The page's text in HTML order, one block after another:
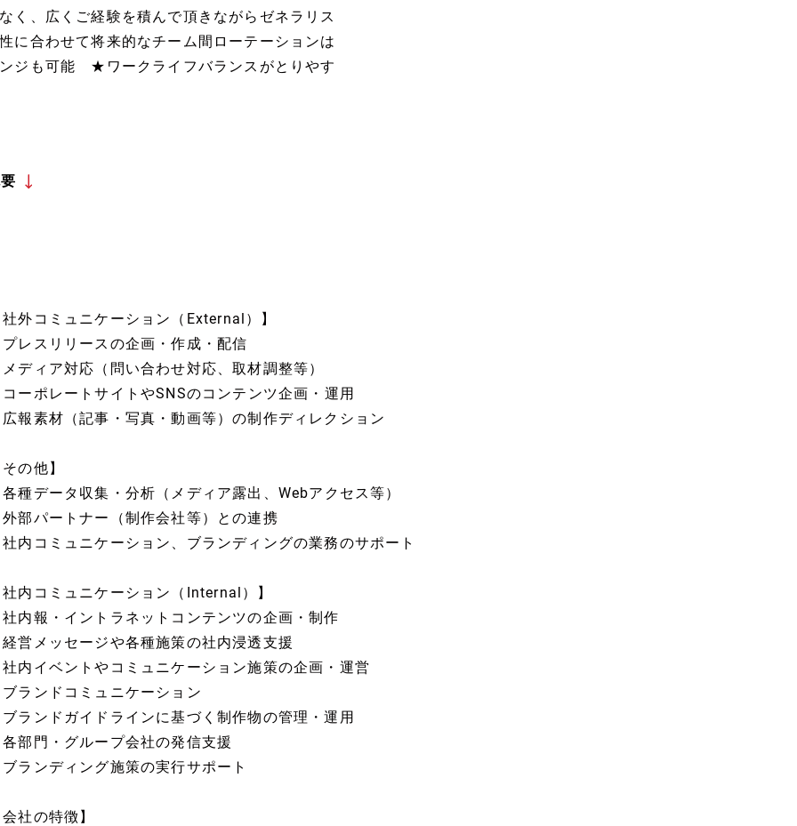
く、広くご経験を積んで頂きながらゼネラリス
合わせて将来的なチーム間ローテーションは
ジも可能 ★ワークライフバランスがとりやす
外コミュニケーション（External）】
レスリリースの企画・作成・配信
ディア対応（問い合わせ対応、取材調整等）
ーポレートサイトやSNSのコンテンツ企画・運用
報素材（記事・写真・動画等）の制作ディレクション
の他】
種データ収集・分析（メディア露出、Webアクセス等）
部パートナー（制作会社等）との連携
内コミュニケーション、ブランディングの業務のサポート
内コミュニケーション（Internal）】
内報・イントラネットコンテンツの企画・制作
営メッセージや各種施策の社内浸透支援
内イベントやコミュニケーション施策の企画・運営
ランドコミュニケーション
ランドガイドラインに基づく制作物の管理・運用
部門・グループ会社の発信支援
ランディング施策の実行サポート
社の特徴】